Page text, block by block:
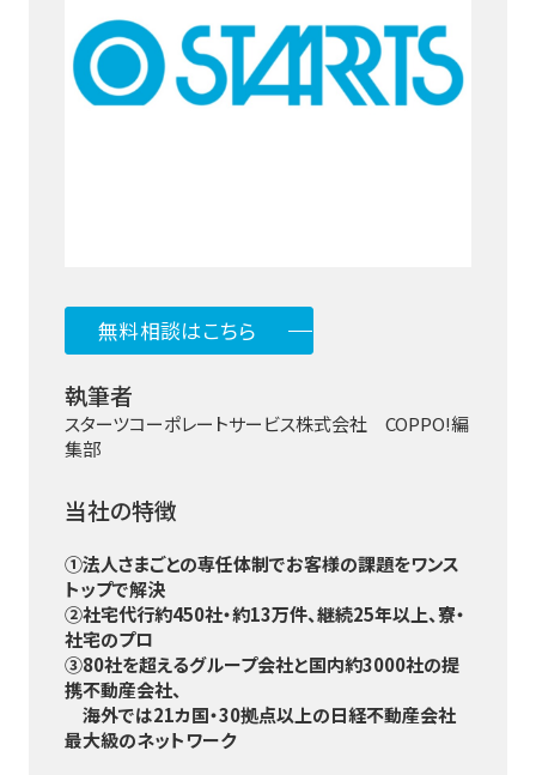
無料相談はこちら
執筆者
スターツコーポレートサービス株式会社 COPPO!編
集部
当社の特徴
①法人さまごとの専任体制でお客様の課題をワンス
トップで解決
②社宅代行約450社・約13万件、継続25年以上、寮・
社宅のプロ
③80社を超えるグループ会社と国内約3000社の提
携不動産会社、
海外では21カ国・30拠点以上の日経不動産会社
最大級のネットワーク